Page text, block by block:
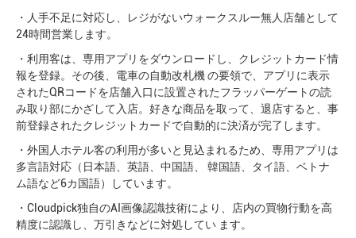
・⼈⼿不⾜に対応し、レジがないウォークスルー無⼈店舗として
24時間営業します。
・利⽤客は、専⽤アプリをダウンロードし、クレジットカード情
報を登録。その後、電⾞の⾃動改札機 の要領で、アプリに表⽰
されたQRコードを店舗⼊⼝に設置されたフラッパーゲートの読
み取り部にかざして⼊店。好きな商品を取って、退店すると、事
前登録されたクレジットカードで⾃動的に決済が完了します。
・外国⼈ホテル客の利⽤が多いと⾒込まれるため、専⽤アプリは
多⾔語対応（⽇本語、英語、中国語、 韓国語、タイ語、ベトナ
ム語など6カ国語）しています。
・Cloudpick独⾃のAI画像認識技術により、店内の買物⾏動を⾼
精度に認識し、万引きなどに対処してい ます。